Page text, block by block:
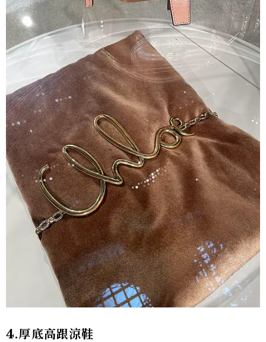
4.厚底高跟涼鞋